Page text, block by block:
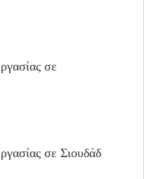
σε
σε Σιουδάδ